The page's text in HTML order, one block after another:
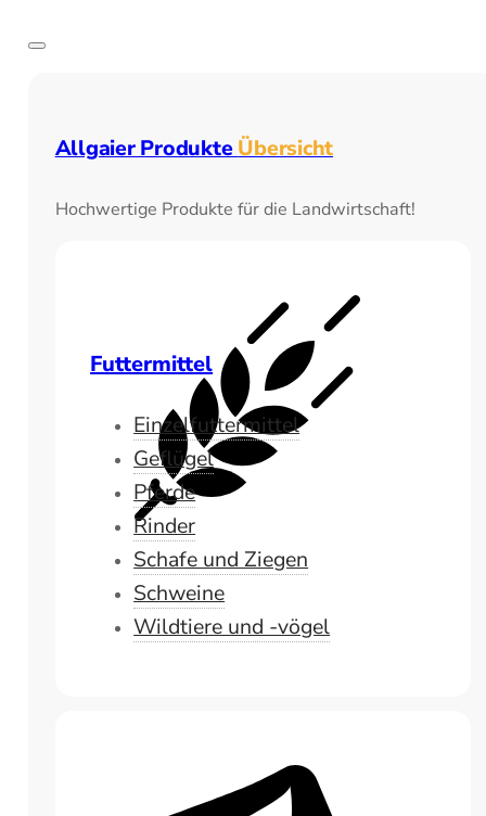
Allgaier ProdukteÜbersicht
Hochwertige Produkte für die Landwirtschaft!
Futtermittel
Einzelfuttermittel
Geflügel
Pferde
Rinder
Schafe und Ziegen
Schweine
Wildtiere und -vögel